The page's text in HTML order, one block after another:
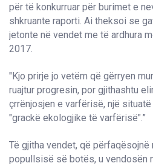
për të konkurruar për burimet e
shkruante raporti. Ai theksoi se
jetonte në vendet me të ardhura
2017.
"Kjo prirje jo vetëm që gërryen
ruajtur progresin, por gjithashtu
çrrënjosjen e varfërisë, një
"grackë ekologjike të varfërisë".”
Të gjitha vendet, që
popullsisë së botës, u vendosën